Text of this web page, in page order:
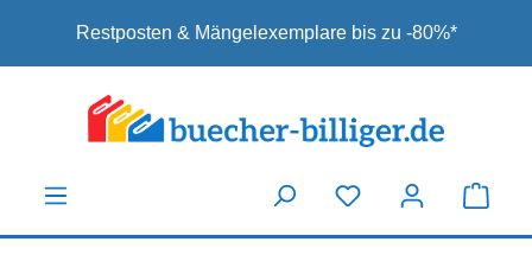
Zum Hauptinhalt springen
Restposten & Mängelexemplare bis zu -80%*